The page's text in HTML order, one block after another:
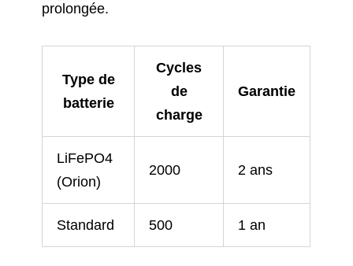
prolongée.
Type de
batterie
Cycles
de
charge
Garantie
LiFePO4
(Orion)
2000 2 ans
Standard 500 1 an